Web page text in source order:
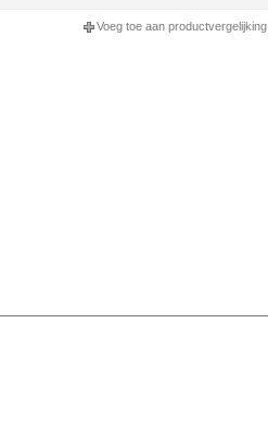
Voeg toe aan productvergelijking